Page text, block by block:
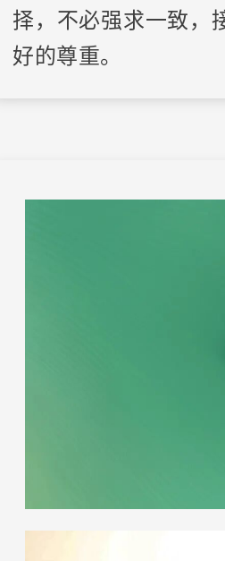
择，不必强求一致，
好的尊重。